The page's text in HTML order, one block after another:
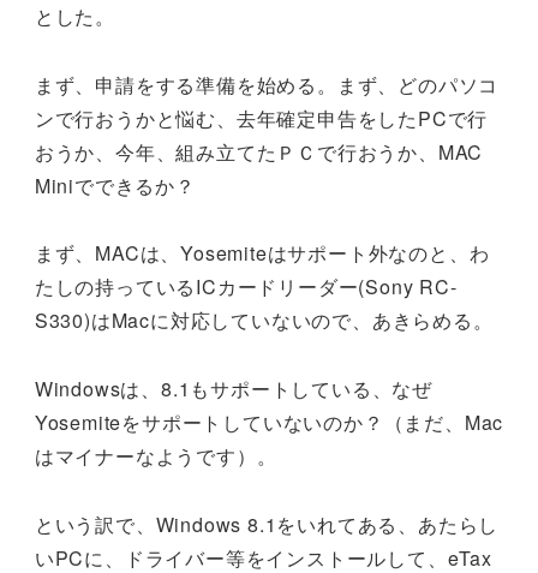
とした。
まず、申請をする準備を始める。まず、どのパソコ
ンで行おうかと悩む、去年確定申告をしたPCで行
おうか、今年、組み立てたＰＣで行おうか、MAC
Miniでできるか？
まず、MACは、Yosemiteはサポート外なのと、わ
たしの持っているICカードリーダー(Sony RC-
S330)はMacに対応していないので、あきらめる。
Windowsは、8.1もサポートしている、なぜ
Yosemiteをサポートしていないのか？（まだ、Mac
はマイナーなようです）。
という訳で、Windows 8.1をいれてある、あたらし
いPCに、ドライバー等をインストールして、eTax